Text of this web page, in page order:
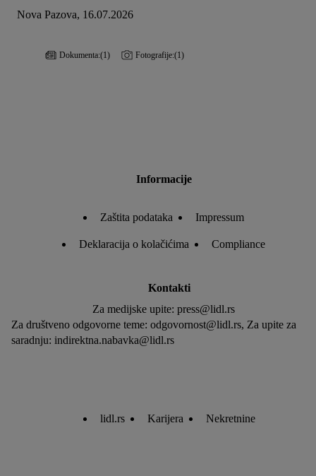
Nova Pazova, 16.07.2026
Dokumenta:(1) Fotografije:(1)
Informacije
Zaštita podataka Impressum
Deklaracija o kolačićima Compliance
Kontakti
Za medijske upite: press@lidl.rs
Za društveno odgovorne teme: odgovornost@lidl.rs, Za upite za
saradnju: indirektna.nabavka@lidl.rs
lidl.rs Karijera Nekretnine